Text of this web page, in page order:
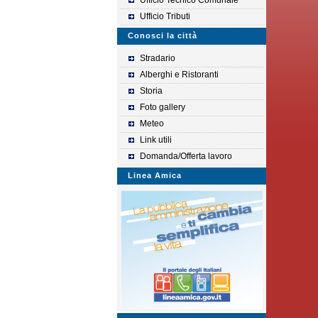
Ufficio Tributi
Conosci la città
Stradario
Alberghi e Ristoranti
Storia
Foto gallery
Meteo
Link utili
Domanda/Offerta lavoro
Linea Amica